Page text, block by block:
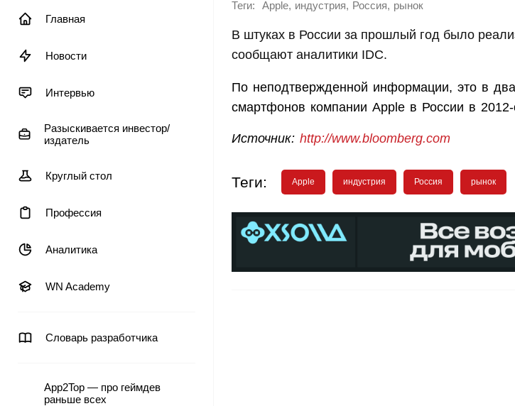
Главная
Новости
Интервью
Разыскивается инвестор/
издатель
Круглый стол
Профессия
Аналитика
WN Academy
Словарь разработчика
App2Top — про геймдев
раньше всех
Теги: Apple, индустрия, Россия, рынок
В штуках в России за прошлый год было
сообщают аналитики IDC.
По неподтвержденной информации, это в
смартфонов компании Apple в России в
Источник: http://www.bloomberg.com
Теги: Apple индустрия Россия рынок